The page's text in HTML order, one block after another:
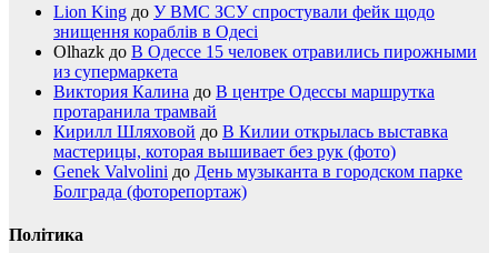
Lion King до У ВМС ЗСУ спростували фейк щодо
знищення кораблів в Одесі
Olhazk до В Одессе 15 человек отравились пирожными
из супермаркета
Виктория Калина до В центре Одессы маршрутка
протаранила трамвай
Кирилл Шляховой до В Килии открылась выставка
мастерицы, которая вышивает без рук (фото)
Genek Valvolini до День музыканта в городском парке
Болграда (фоторепортаж)
Політика